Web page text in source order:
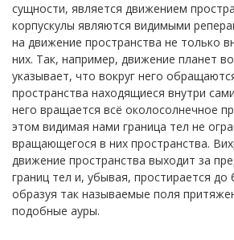
сущности, является движением
корпускулы являются видимыми
на движение пространства не только
них. Так, например, движение планет
указывает, что вокруг него
пространства находящиеся внутри
него вращается всё околосолнечное
этом видимая нами граница тел не
вращающегося в них пространства.
движение пространства выходит за
границ тел и, убывая, простирается до
образуя так называемые поля
подобные ауры.